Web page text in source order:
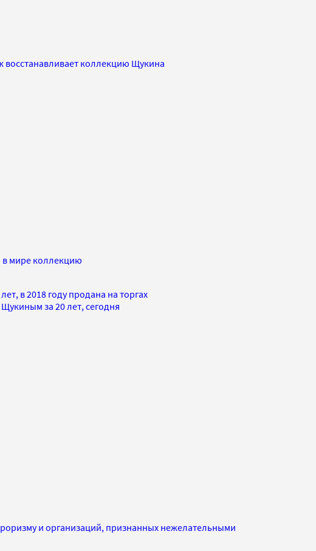
восстанавливает коллекцию Щукина
в мире коллекцию
в 2018 году продана на торгах
за 20 лет, сегодня
и организаций, признанных нежелательными